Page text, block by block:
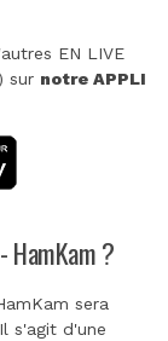
EN LIVE
sur notre APPLI
HamKam ?
sera
s'agit d'une